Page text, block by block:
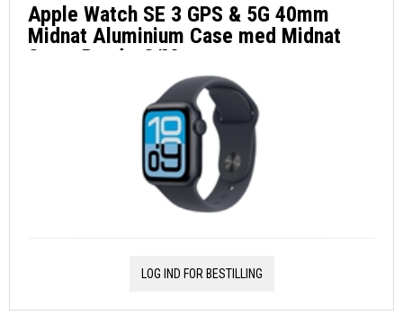
Apple Watch SE 3 GPS & 5G 40mm
Midnat Aluminium Case med Midnat
Sport Band - S/M
LOG IND FOR BESTILLING